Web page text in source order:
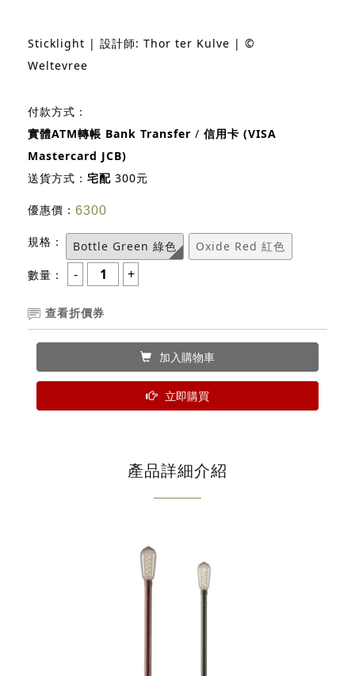
Sticklight | 設計師: Thor ter Kulve | ©
Weltevree
付款方式：
實體ATM轉帳 Bank Transfer / 信用卡 (VISA
Mastercard JCB)
送貨方式： 宅配 300元
優惠價： 6300
規格： Bottle Green 綠色
Oxide Red 紅色
數量：
查看折價券
加入購物車
立即購買
產品詳細介紹